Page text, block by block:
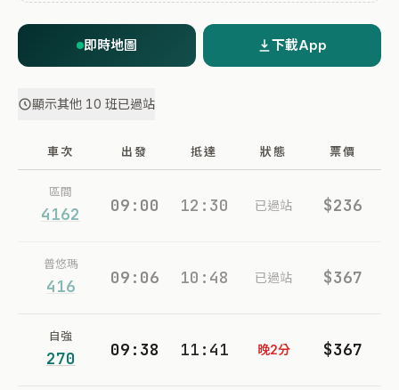
即時地圖 下載App
顯示其他 10 班已過站
車次 出發 抵達 狀態 票價
區間
4162 09:00 12:30 已過站 $236
普悠瑪
416 09:06 10:48 已過站 $367
自強
270 09:38 11:41 晚2分 $367